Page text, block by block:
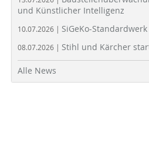
und Künstlicher Intelligenz
10.07.2026 | SiGeKo-
08.07.2026 | Stihl und Kärcher
Alle News